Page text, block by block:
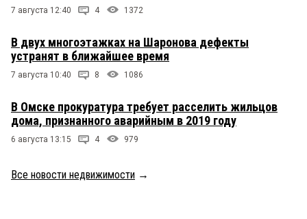
7 августа 12:40 4 1372
В двух многоэтажках на Шаронова дефекты
устранят в ближайшее время
7 августа 10:40 8 1086
В Омске прокуратура требует расселить жильцов
дома, признанного аварийным в 2019 году
6 августа 13:15 4 979
Все новости недвижимости →